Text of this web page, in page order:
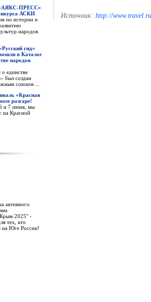
«АЯКС-ПРЕСС»
АСКИ
по истории и
народов
гид»
в Каталог
народов
единстве
был создан
союзом ...
«Красная
разгаре!
и 7 июня, мы
на Красной
активного
2025" -
тех, кто
на Юге России!
Источник: http://www.travel.ru